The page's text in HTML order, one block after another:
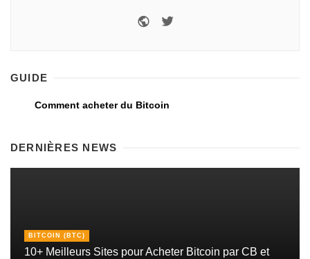
GUIDE
Comment acheter du Bitcoin
DERNIÈRES NEWS
BITCOIN (BTC)
10+ Meilleurs Sites pour Acheter Bitcoin par CB et